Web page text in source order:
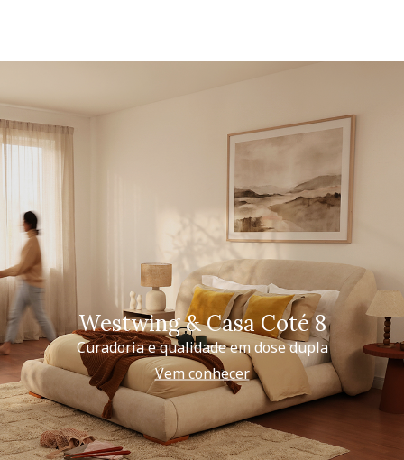
Westwing & Casa Coté 8
Curadoria e qualidade em dose dupla
Vem conhecer